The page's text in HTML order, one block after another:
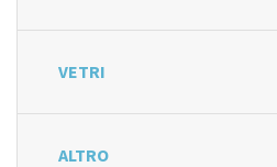
VETRI
ALTRO